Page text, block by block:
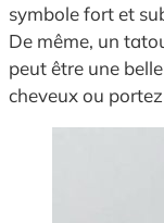
symbole fort et
De même, un
peut être une
cheveux ou